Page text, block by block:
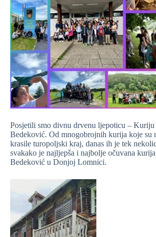
Posjetili smo divnu drvenu ljepoticu –
Bedeković. Od mnogobrojnih kurija koje su
krasile turopoljski kraj, danas ih je tek
svakako je najljepša i najbolje očuvana
Bedeković u Donjoj Lomnici.